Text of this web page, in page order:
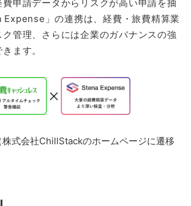
費申請データからリスクが高い申請を抽
Expense」の連携は、経費・旅費精算業
管理、さらには企業のガバナンスの強
ます。
式会社ChillStackのホームページに遷移